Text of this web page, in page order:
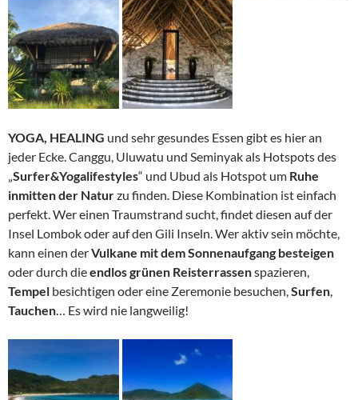
YOGA, HEALING und sehr gesundes Essen gibt es hier an
jeder Ecke. Canggu, Uluwatu und Seminyak als Hotspots des
„Surfer&Yogalifestyles“ und Ubud als Hotspot um Ruhe
inmitten der Naturzu finden. Diese Kombination ist einfach
perfekt. Wer einen Traumstrand sucht, findet diesen auf der
Insel Lombok oder auf den Gili Inseln. Wer aktiv sein möchte,
kann einen derVulkane mit dem Sonnenaufgang besteigen
oder durch dieendlos grünen Reisterrassenspazieren,
Tempel besichtigen oder eine Zeremonie besuchen,Surfen,
Tauchen… Es wird nie langweilig!